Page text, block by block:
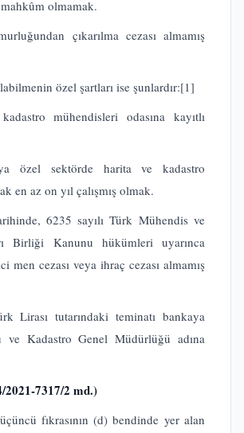
mahkûm olmamak.
çıkarılma cezası almamış
özel şartları ise şunlardır:[1]
mühendisleri odasına kayıtlı
özel sektörde harita ve kadastro
en az on yıl çalışmış olmak.
6235 sayılı Türk Mühendis ve
Birliği Kanunu hükümleri uyarınca
men cezası veya ihraç cezası almamış
Lirası tutarındaki teminatı bankaya
ve Kadastro Genel Müdürlüğü adına
7317/2 md.)
fıkrasının (d) bendinde yer alan